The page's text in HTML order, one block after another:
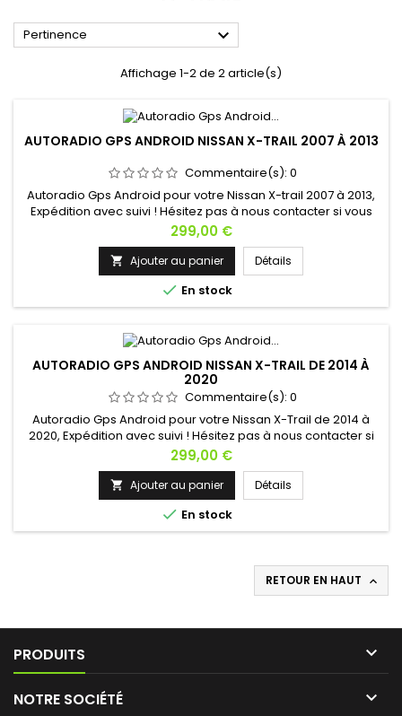
Pertinence 
Affichage 1-2 de 2 article(s)
AUTORADIO GPS ANDROID NISSAN X-TRAIL 2007 À 2013
Commentaire(s): 0
Autoradio Gps Android pour votre Nissan X-trail 2007 à 2013,
Expédition avec suivi ! Hésitez pas à nous contacter si vous
avez une question !
Prix
299,00 €
 Ajouter au panier Détails
 En stock
AUTORADIO GPS ANDROID NISSAN X-TRAIL DE 2014 À
2020
Commentaire(s): 0
Autoradio Gps Android pour votre Nissan X-Trail de 2014 à
2020, Expédition avec suivi ! Hésitez pas à nous contacter si
vous avez une question !
Prix
299,00 €
 Ajouter au panier Détails
 En stock
RETOUR EN HAUT 
PRODUITS 
NOTRE SOCIÉTÉ 